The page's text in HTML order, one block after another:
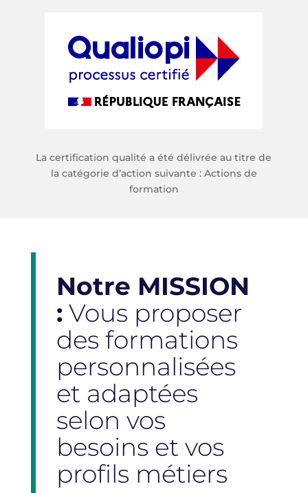
La certification qualité a été délivrée au titre de
la catégorie d’action suivante : Actions de
formation
Notre MISSION
:Vous proposer
des formations
personnalisées
et adaptées
selon vos
besoins et vos
profils métiers